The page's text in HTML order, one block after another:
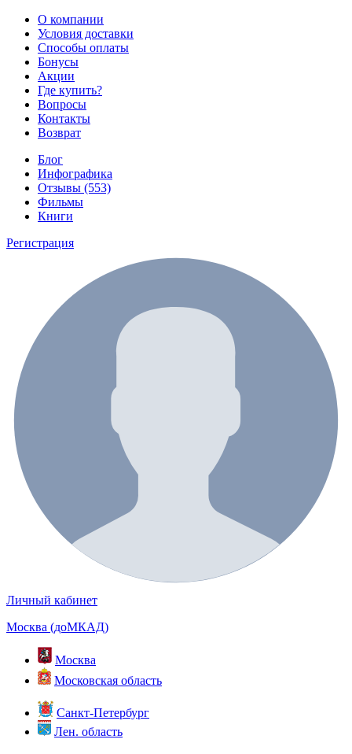
О компании
Условия доставки
Способы оплаты
Бонусы
Акции
Где купить?
Вопросы
Контакты
Возврат
Блог
Инфографика
Отзывы (553)
Фильмы
Книги
Регистрация
Личный кабинет
Москва (доМКАД)
Москва
Московская область
Санкт-Петербург
Лен. область